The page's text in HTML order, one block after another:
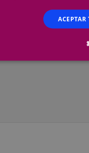
Añadir
ACEPTAR